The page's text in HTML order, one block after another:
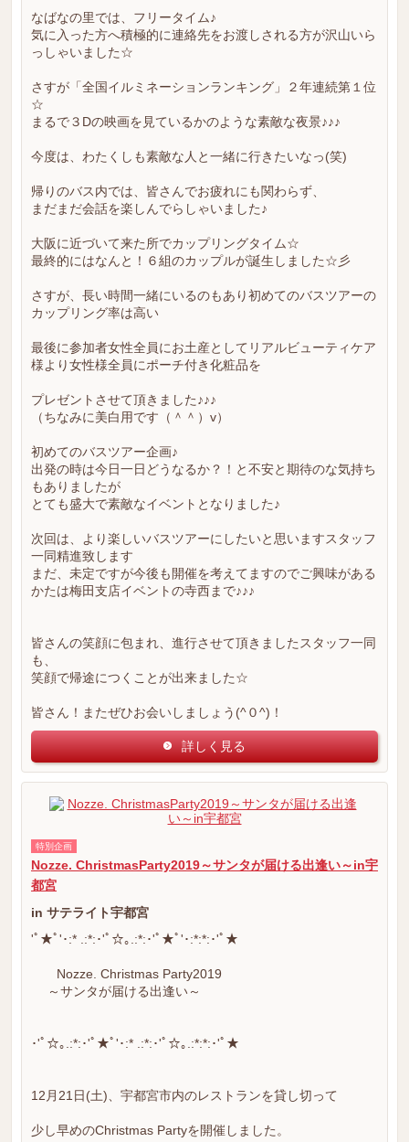
なばなの里では、フリータイム♪
気に入った方へ積極的に連絡先をお渡しされる方が沢山いら
っしゃいました☆
さすが「全国イルミネーションランキング」２年連続第１位
☆
まるで３Dの映画を見ているかのような素敵な夜景♪♪♪
今度は、わたくしも素敵な人と一緒に行きたいなっ(笑)
帰りのバス内では、皆さんでお疲れにも関わらず、
まだまだ会話を楽しんでらしゃいました♪
大阪に近づいて来た所でカップリングタイム☆
最終的にはなんと！６組のカップルが誕生しました☆彡
さすが、長い時間一緒にいるのもあり初めてのバスツアーの
カップリング率は高い
最後に参加者女性全員にお土産としてリアルビューティケア
様より女性様全員にポーチ付き化粧品を
プレゼントさせて頂きました♪♪♪
（ちなみに美白用です（＾＾）v）
初めてのバスツアー企画♪
出発の時は今日一日どうなるか？！と不安と期待のな気持ち
もありましたが
とても盛大で素敵なイベントとなりました♪
次回は、より楽しいバスツアーにしたいと思いますスタッフ
一同精進致します
まだ、未定ですが今後も開催を考えてますのでご興味がある
かたは梅田支店イベントの寺西まで♪♪♪
皆さんの笑顔に包まれ、進行させて頂きましたスタッフ一同
も、
笑顔で帰途につくことが出来ました☆
皆さん！またぜひお会いしましょう(^０^)！
詳しく見る
特別企画
Nozze. ChristmasParty2019～サンタが届ける出逢い～in宇
都宮
in サテライト宇都宮
'ﾟ★ﾟ'･:* .:*:･'ﾟ☆｡.:*:･'ﾟ★ﾟ'･:*:*:･'ﾟ★
Nozze. Christmas Party2019
～サンタが届ける出逢い～
･'ﾟ☆｡.:*:･'ﾟ★ﾟ'･:* .:*:･'ﾟ☆｡.:*:*:･'ﾟ★
12月21日(土)、宇都宮市内のレストランを貸し切って
少し早めのChristmas Partyを開催しました。